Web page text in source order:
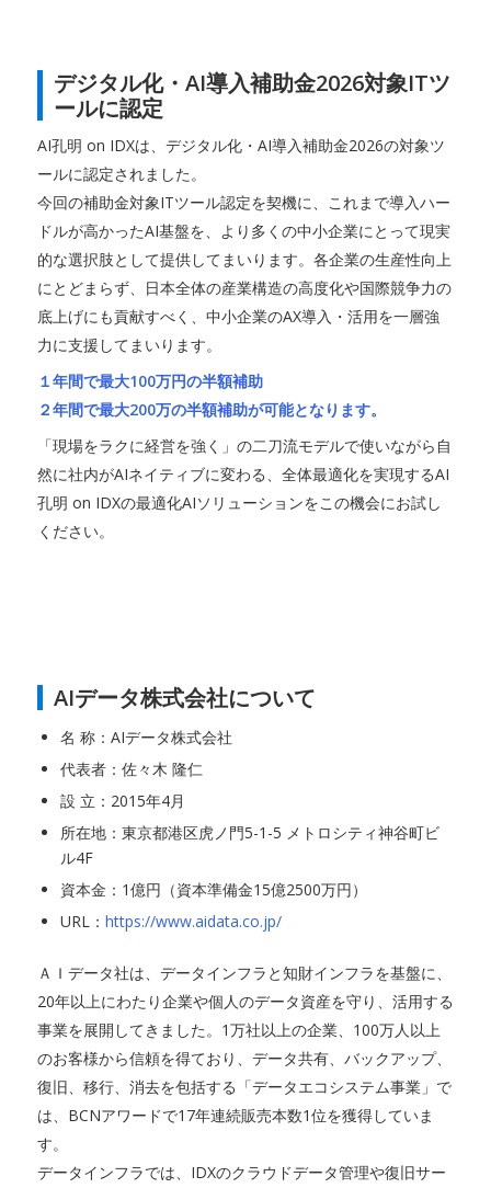
デジタル化・AI導入補助金2026対象ITツ
ールに認定
AI孔明 on IDXは、デジタル化・AI導入補助金2026の対象ツ
ールに認定されました。
今回の補助金対象ITツール認定を契機に、これまで導入ハー
ドルが高かったAI基盤を、より多くの中小企業にとって現実
的な選択肢として提供してまいります。各企業の生産性向上
にとどまらず、日本全体の産業構造の高度化や国際競争力の
底上げにも貢献すべく、中小企業のAX導入・活用を一層強
力に支援してまいります。
１年間で最大100万円の半額補助
２年間で最大200万の半額補助が可能となります。
「現場をラクに経営を強く」の二刀流モデルで使いながら自
然に社内がAIネイティブに変わる、全体最適化を実現するAI
孔明 on IDXの最適化AIソリューションをこの機会にお試し
ください。
AIデータ株式会社について
名 称：AIデータ株式会社
代表者：佐々木 隆仁
設 立：2015年4月
所在地：東京都港区虎ノ門5-1-5 メトロシティ神谷町ビ
ル4F
資本金：1億円（資本準備金15億2500万円）
URL： https://www.aidata.co.jp/
ＡＩデータ社は、データインフラと知財インフラを基盤に、
20年以上にわたり企業や個人のデータ資産を守り、活用する
事業を展開してきました。1万社以上の企業、100万人以上
のお客様から信頼を得ており、データ共有、バックアップ、
復旧、移行、消去を包括する「データエコシステム事業」で
は、BCNアワードで17年連続販売本数1位を獲得していま
す。
データインフラでは、IDXのクラウドデータ管理や復旧サー